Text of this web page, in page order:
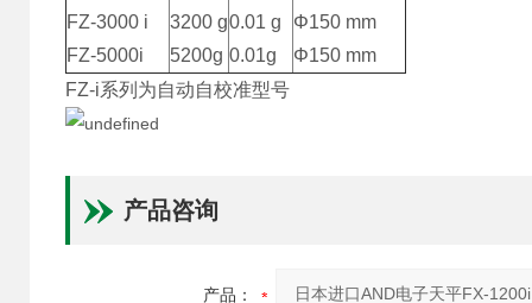
FZ-3000 i
FZ-5000i
3200 g
5200g
0.01 g
0.01g
Φ150 mm
Φ150 mm
FZ-i系列为自动自校准型号
产品咨询
产品：